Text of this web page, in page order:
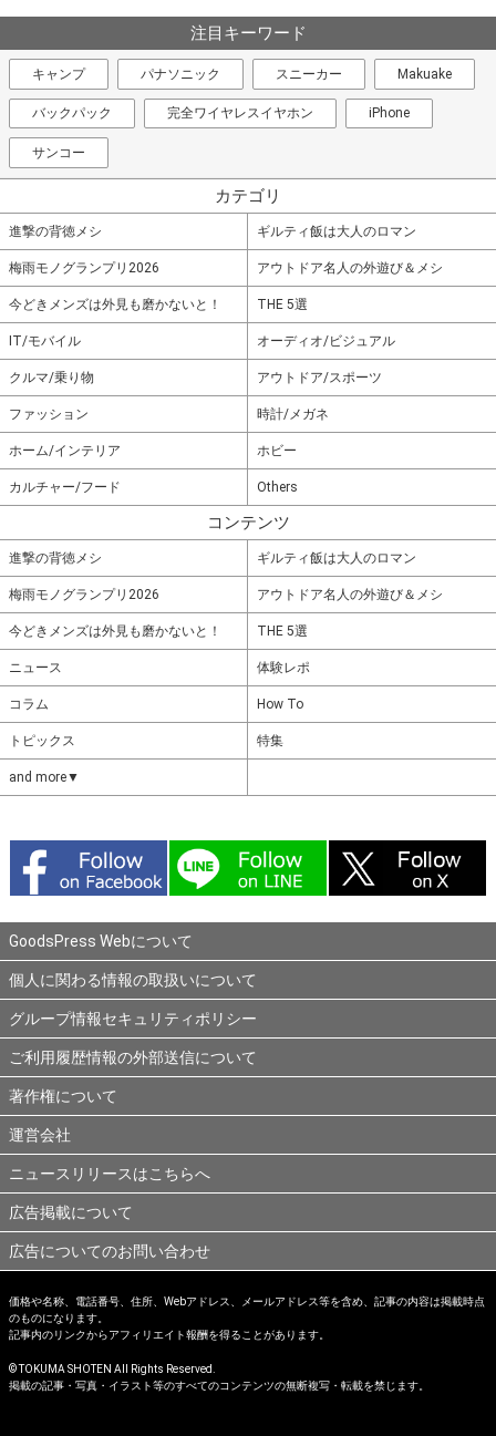
注目キーワード
キャンプ パナソニック スニーカー Makuake
バックパック 完全ワイヤレスイヤホン iPhone
サンコー
カテゴリ
進撃の背徳メシ ギルティ飯は大人のロマン
梅雨モノグランプリ2026 アウトドア名人の外遊び＆メシ
今どきメンズは外見も磨かないと！ THE 5選
IT/モバイル オーディオ/ビジュアル
クルマ/乗り物 アウトドア/スポーツ
ファッション 時計/メガネ
ホーム/インテリア ホビー
カルチャー/フード Others
コンテンツ
進撃の背徳メシ ギルティ飯は大人のロマン
梅雨モノグランプリ2026 アウトドア名人の外遊び＆メシ
今どきメンズは外見も磨かないと！ THE 5選
ニュース 体験レポ
コラム How To
トピックス 特集
and more▼
GoodsPress Webについて
個人に関わる情報の取扱いについて
グループ情報セキュリティポリシー
ご利用履歴情報の外部送信について
著作権について
運営会社
ニュースリリースはこちらへ
広告掲載について
広告についてのお問い合わせ
価格や名称、電話番号、住所、Webアドレス、メールアドレス等を含め、記事の内容は掲載時点
のものになります。
記事内のリンクからアフィリエイト報酬を得ることがあります。
© TOKUMA SHOTEN All Rights Reserved.
掲載の記事・写真・イラスト等のすべてのコンテンツの無断複写・転載を禁じます。